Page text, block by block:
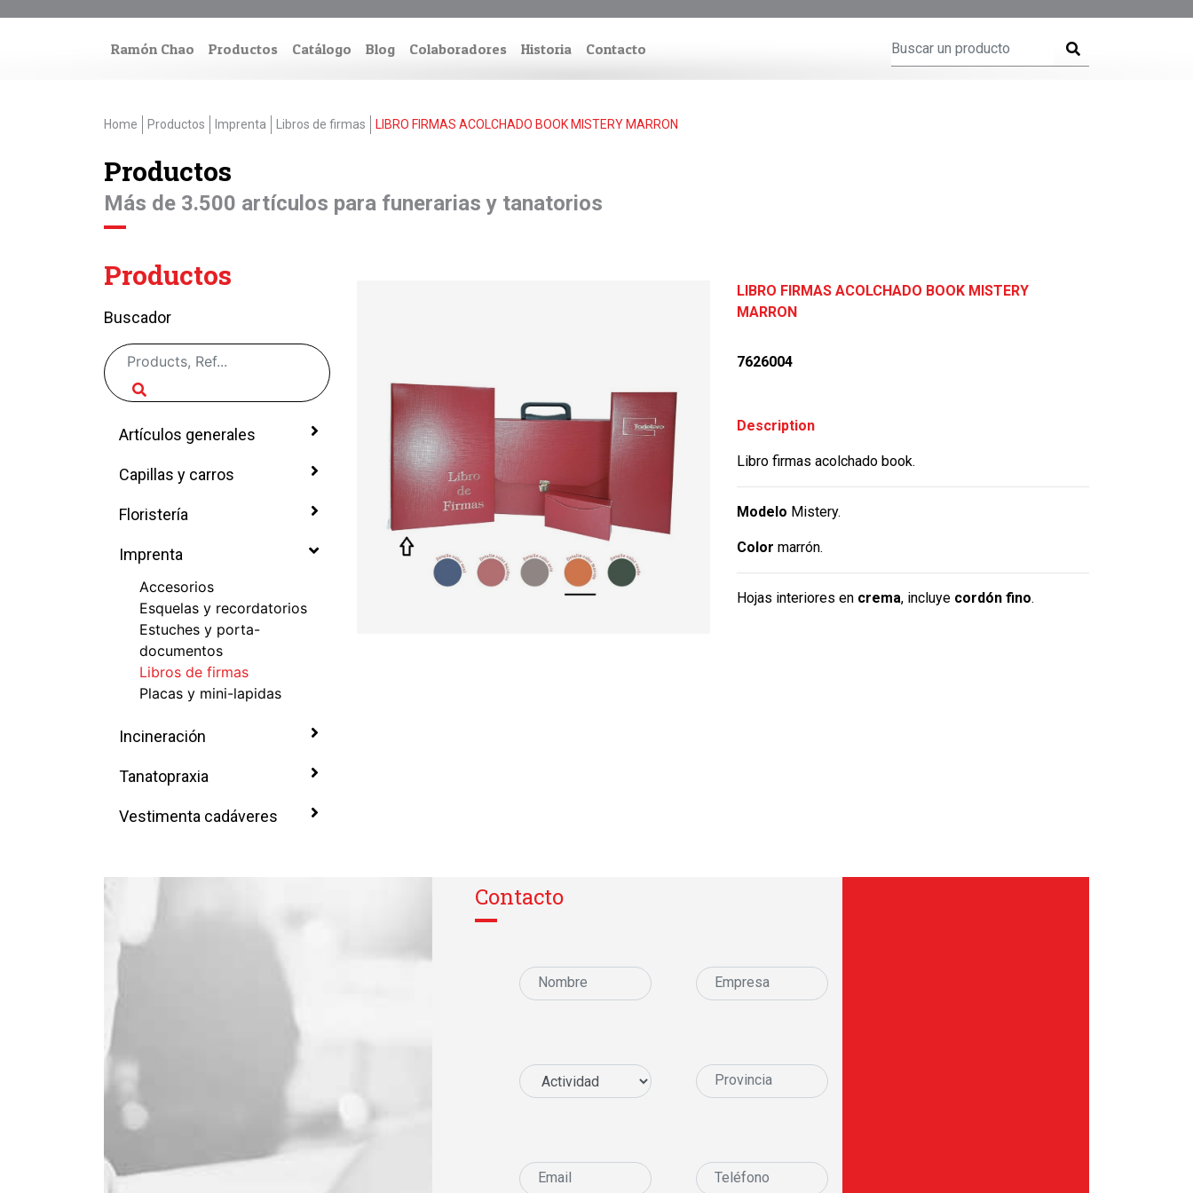
Ramón Chao Productos Catálogo Blog Colaboradores Historia Contacto
Home Productos Imprenta Libros de firmas LIBRO FIRMAS ACOLCHADO BOOK MISTERY MARRON
Productos
Más de 3.500 artículos para funerarias y tanatorios
Productos
Buscador
Artículos generales
Capillas y carros
Floristería
Imprenta
Accesorios
Esquelas y recordatorios
Estuches y porta-
documentos
Libros de firmas
Placas y mini-lapidas
Incineración
Tanatopraxia
Vestimenta cadáveres
LIBRO FIRMAS ACOLCHADO BOOK MISTERY
MARRON
7626004
Description
Libro firmas acolchado book.
Modelo Mistery.
Color marrón.
Hojas interiores en crema, incluye cordón fino.
Contacto